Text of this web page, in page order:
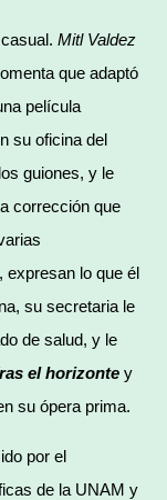
Mitl Valdez
que adaptó
película
su oficina del
guiones, y le
corrección que
expresan lo que él
su secretaria le
de salud, y le
el horizonte y
su ópera prima.
por el
de la UNAM y